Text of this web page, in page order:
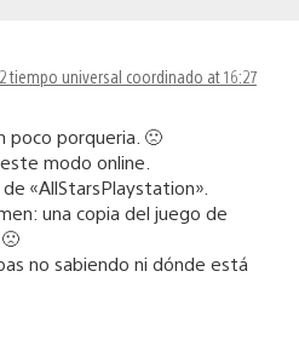
tiempo universal coordinado at 16:27
poco porqueria. 🙁
modo online.
«AllStarsPlaystation».
una copia del juego de
no sabiendo ni dónde está